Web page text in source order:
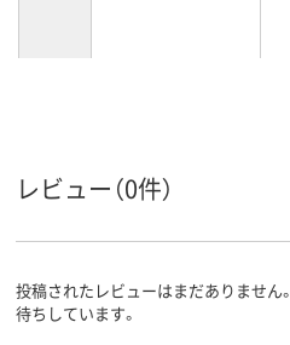
レビュー（0件）
投稿されたレビューはまだありませ
待ちしています。